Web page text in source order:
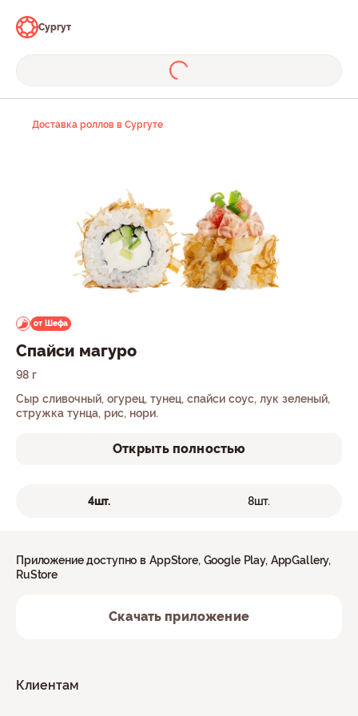
Сургут
Доставка роллов в Сургуте
от Шефа
Спайси магуро
98 г
Сыр сливочный, огурец, тунец, спайси соус, лук зеленый,
стружка тунца, рис, нори.
Открыть полностью
4шт. 8шт.
Клиентам
Приложение доступно в AppStore, Google Play, AppGallery,
RuStore
Скачать приложение